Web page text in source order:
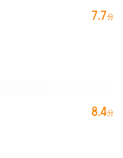
7.7分
8.4分